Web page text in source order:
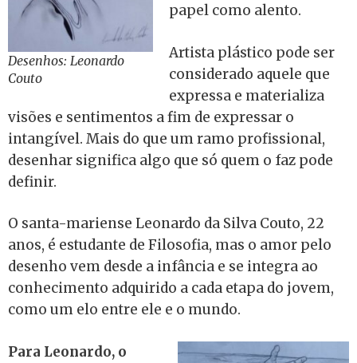
Desenhos: Leonardo
Couto
papel como alento.
Artista plástico pode ser
considerado aquele que
expressa e materializa
visões e sentimentos a fim de expressar o
intangível. Mais do que um ramo profissional,
desenhar significa algo que só quem o faz pode
definir.
O santa-mariense Leonardo da Silva Couto, 22
anos, é estudante de Filosofia, mas o amor pelo
desenho vem desde a infância e se integra ao
conhecimento adquirido a cada etapa do jovem,
como um elo entre ele e o mundo.
Para Leonardo, o